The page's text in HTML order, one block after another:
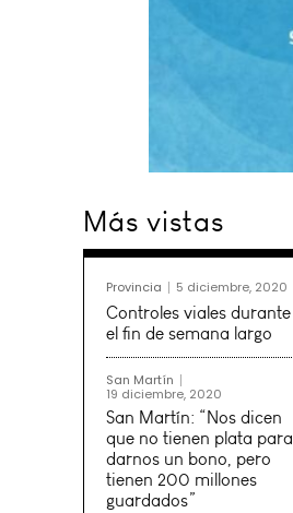
Más vistas
Provincia 5 diciembre, 2020
Controles viales durante
el fin de semana largo
San Martín
19 diciembre, 2020
San Martín: “Nos dicen
que no tienen plata para
darnos un bono, pero
tienen 200 millones
guardados”